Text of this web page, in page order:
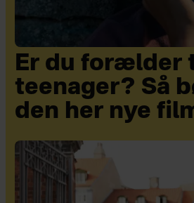
Er du forælder
teenager? Så
den her nye